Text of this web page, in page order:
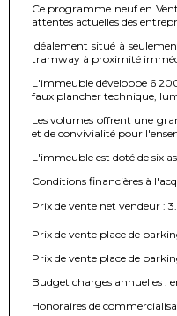
Ce programme neuf en
attentes actuelles des
Idéalement situé à
tramway à proximité
L'immeuble développe 6
faux plancher technique,
Les volumes offrent une
et de convivialité pour
L'immeuble est doté de six
Conditions financières à
Prix de vente net vendeur :
Prix de vente place de
Prix de vente place de
Budget charges annuelles :
Honoraires de